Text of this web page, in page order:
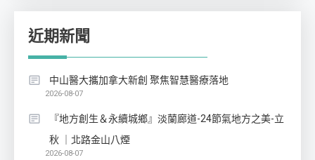
近期新聞
中山醫大攜加拿大新創 聚焦智慧醫療落地
2026-08-07
『地方創生＆永續城鄉』淡蘭廊道-24節氣地方之美-立
秋 ｜北路金山八煙
2026-08-07